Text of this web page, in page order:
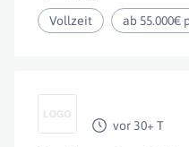
Vollzeit ab 55.000€
vor 30+ T